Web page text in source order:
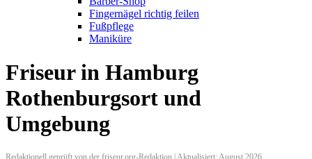
Fingernägel richtig feilen
Fußpflege
Maniküre
Friseur in Hamburg
Rothenburgsort und
Umgebung
Redaktionell geprüft von der friseur.org-Redaktion | Aktualisiert: August 2026